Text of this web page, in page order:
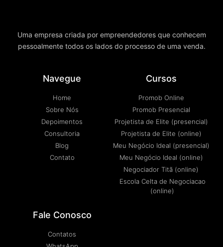
Uma empresa criada por empreendedores que conhecem
pessoalmente todos os lados do processo de uma venda.
Navegue
Home
Sobre Nós
Depoimentos
Consultoria
Blog
Contato
Cursos
Promob Online
Promob Presencial
Projetista de Elite (presencial)
Projetista de Elite (online)
Meu Negócio Ideal (presencial)
Meu Negócio Ideal (online)
Negociador Titã (online)
Escola Celta de Negociacao
(online)
Fale Conosco
Contatos